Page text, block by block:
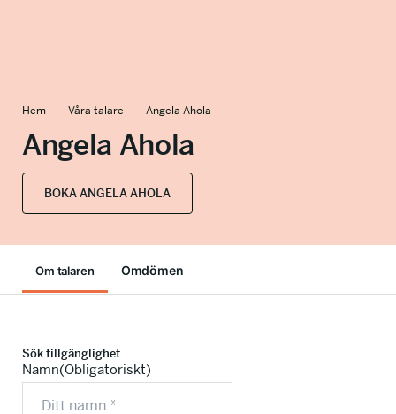
Hem Våra talare Angela Ahola
Angela Ahola
BOKA ANGELA AHOLA
Om talaren Omdömen
Sök tillgänglighet
Namn(Obligatoriskt)